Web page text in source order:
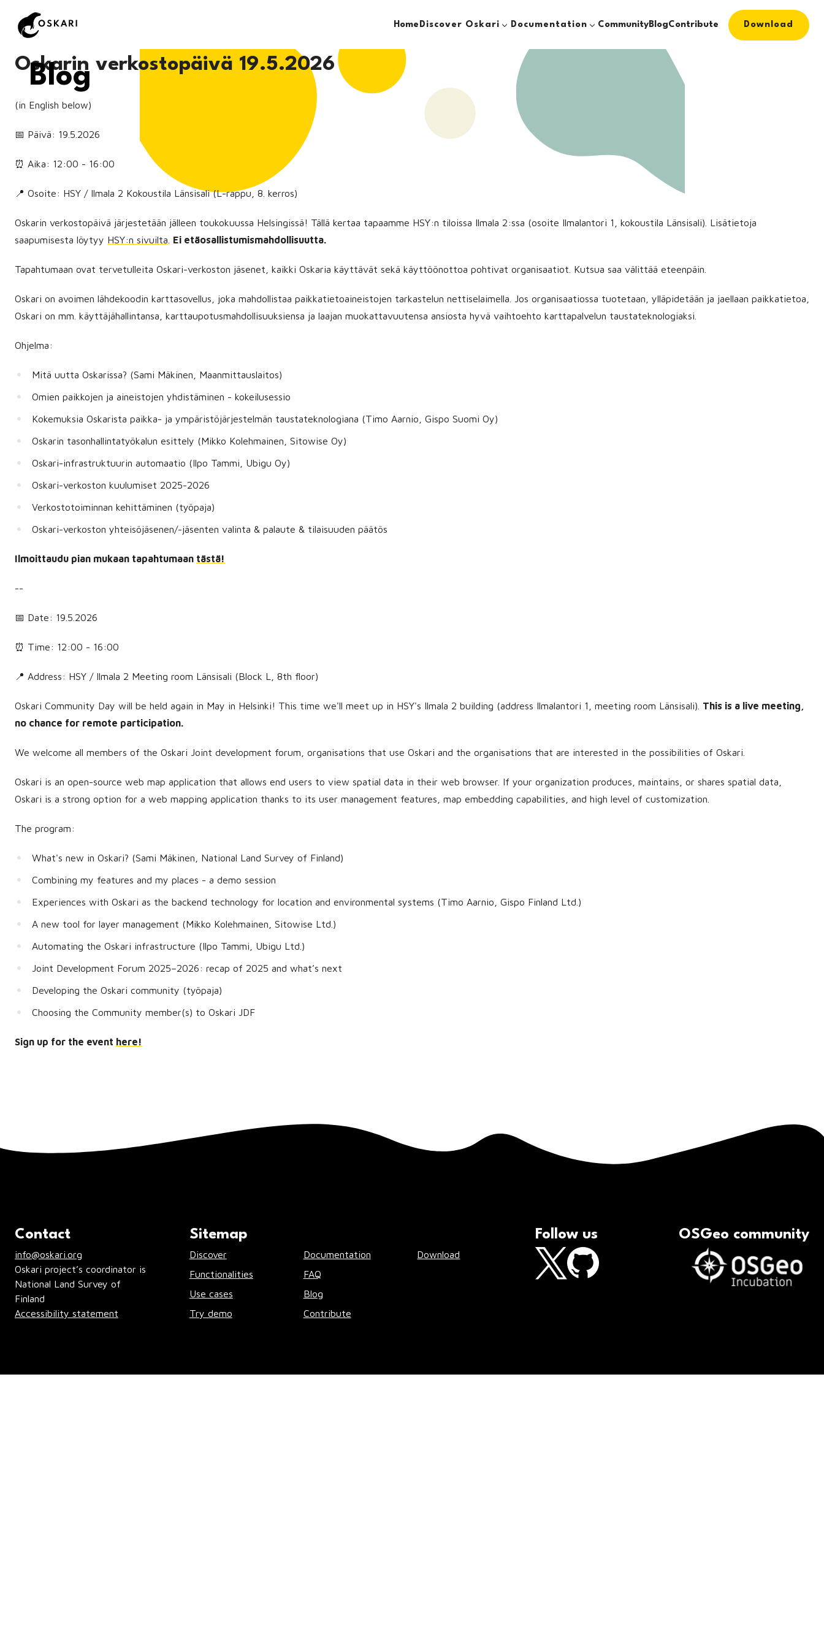
Home Discover Oskari Documentation CommunityBlogContribute Download
Blog
Oskarin verkostopäivä 19.5.2026
(in English below)
📅 Päivä: 19.5.2026
⏰ Aika: 12:00 - 16:00
📍 Osoite: HSY / Ilmala 2 Kokoustila Länsisali (L-rappu, 8. kerros)
Oskarin verkostopäivä järjestetään jälleen toukokuussa Helsingissä! Tällä kertaa tapaamme HSY:n tiloissa Ilmala 2:ssa (osoite Ilmalantori 1, kokoustila Länsisali). Lisätietoja
saapumisesta löytyy HSY:n sivuilta Ei etäosallistumismahdollisuutta.
Tapahtumaan ovat tervetulleita Oskari-verkoston jäsenet, kaikki Oskaria käyttävät sekä käyttöönottoa pohtivat organisaatiot. Kutsua saa välittää eteenpäin.
Oskari on avoimen lähdekoodin karttasovellus, joka mahdollistaa paikkatietoaineistojen tarkastelun nettiselaimella. Jos organisaatiossa tuotetaan, ylläpidetään ja jaellaan paikkatietoa,
Oskari on mm. käyttäjähallintansa, karttaupotusmahdollisuuksiensa ja laajan muokattavuutensa ansiosta hyvä vaihtoehto karttapalvelun taustateknologiaksi.
Ohjelma:
Mitä uutta Oskarissa? (Sami Mäkinen, Maanmittauslaitos)
Omien paikkojen ja aineistojen yhdistäminen - kokeilusessio
Kokemuksia Oskarista paikka- ja ympäristöjärjestelmän taustateknologiana (Timo Aarnio, Gispo Suomi Oy)
Oskarin tasonhallintatyökalun esittely (Mikko Kolehmainen, Sitowise Oy)
Oskari-infrastruktuurin automaatio (Ilpo Tammi, Ubigu Oy)
Oskari-verkoston kuulumiset 2025-2026
Verkostotoiminnan kehittäminen (työpaja)
Oskari-verkoston yhteisöjäsenen/-jäsenten valinta & palaute & tilaisuuden päätös
Ilmoittaudu pian mukaan tapahtumaan tästä!
--
📅 Date: 19.5.2026
⏰ Time: 12:00 - 16:00
📍 Address: HSY / Ilmala 2 Meeting room Länsisali (Block L, 8th floor)
Oskari Community Day will be held again in May in Helsinki! This time we'll meet up in HSY's Ilmala 2 building (address Ilmalantori 1, meeting room Länsisali). This is a live meeting,
no chance for remote participation.
We welcome all members of the Oskari Joint development forum, organisations that use Oskari and the organisations that are interested in the possibilities of Oskari.
Oskari is an open-source web map application that allows end users to view spatial data in their web browser. If your organization produces, maintains, or shares spatial data,
Oskari is a strong option for a web mapping application thanks to its user management features, map embedding capabilities, and high level of customization.
The program:
What's new in Oskari? (Sami Mäkinen, National Land Survey of Finland)
Combining my features and my places - a demo session
Experiences with Oskari as the backend technology for location and environmental systems (Timo Aarnio, Gispo Finland Ltd.)
A new tool for layer management (Mikko Kolehmainen, Sitowise Ltd.)
Automating the Oskari infrastructure (Ilpo Tammi, Ubigu Ltd.)
Joint Development Forum 2025–2026: recap of 2025 and what’s next
Developing the Oskari community (työpaja)
Choosing the Community member(s) to Oskari JDF
Sign up for the event here!
Contact
info@oskari.org
Oskari project’s coordinator is
National Land Survey of
Finland
Accessibility statement
Sitemap
Discover
Functionalities
Use cases
Try demo
Documentation
FAQ
Blog
Contribute
Download
Follow us OSGeo community